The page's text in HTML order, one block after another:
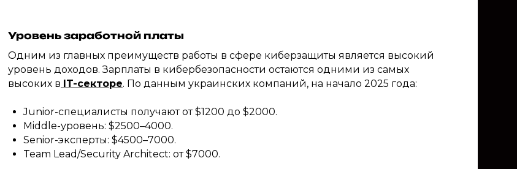
Уровень заработной платы
Одним из главных преимуществ работы в сфере киберзащиты является высокий
уровень доходов. Зарплаты в кибербезопасности остаются одними из самых
высоких в IT-секторе. По данным украинских компаний, на начало 2025 года:
Junior-специалисты получают от $1200 до $2000.
Middle-уровень: $2500–4000.
Senior-эксперты: $4500–7000.
Team Lead/Security Architect: от $7000.